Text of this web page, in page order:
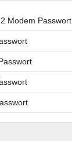
Modem Passwort